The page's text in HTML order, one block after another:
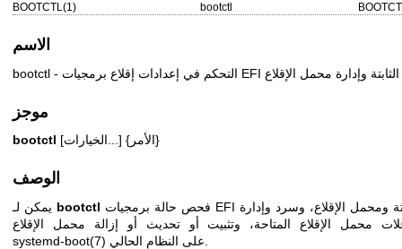
BOOTCTL(1) bootctl
الاسم
bootctl - التحكم في إعدادات إقلاع برمجيات EFI الثابتة وإدارة محمل الإقلاع
موجز
bootctl [الخيارات...] {الأمر}
الوصف
bootctl
محمل الإقلاع المتاحة، وتثبيت أو تحديث أو إزالة محمل الإقلاع
systemd-boot(7)